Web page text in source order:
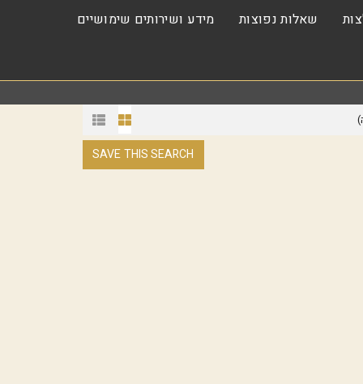
שאלות נפוצות מידע ושירותים שימושיים
SAVE THIS SEARCH